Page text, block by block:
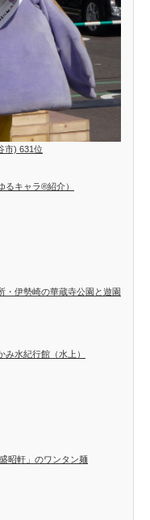
市) 631位
るキャラ®紹介）
・伊勢崎の華蔵寺公園と遊園
み水紀行館（水上）
昭軒」のワンタン麺